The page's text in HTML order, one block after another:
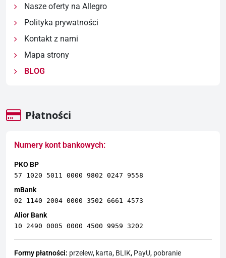
Nasze oferty na Allegro
Polityka prywatności
Kontakt z nami
Mapa strony
BLOG
Płatności
Numery kont bankowych:
PKO BP
57 1020 5011 0000 9802 0247 9558
mBank
02 1140 2004 0000 3502 6661 4573
Alior Bank
10 2490 0005 0000 4500 9959 3202
Formy płatności: przelew, karta, BLIK, PayU, pobranie